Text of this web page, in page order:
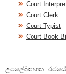
Court
Court Clerk
Court Typist
Court Book
උපලේඛනගත